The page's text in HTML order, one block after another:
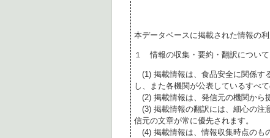
本データベースに掲載された情報の
１ 情報の収集・要約・翻訳について
(1) 掲載情報は、食品安全に関係す
し、また各機関が公表しているすべ
(2) 掲載情報は、発信元の機関から
(3) 掲載情報の翻訳には、細心の注
信元の文章が常に優先されます。
(4) 掲載情報は、情報収集時点のも